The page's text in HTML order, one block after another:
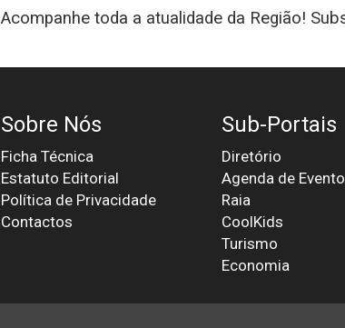
Acompanhe toda a atualidade da Região!
Sobre Nós
Ficha Técnica
Estatuto Editorial
Política de Privacidade
Contactos
Sub-Portais
Diretório
Agenda de
Raia
CoolKids
Turismo
Economia